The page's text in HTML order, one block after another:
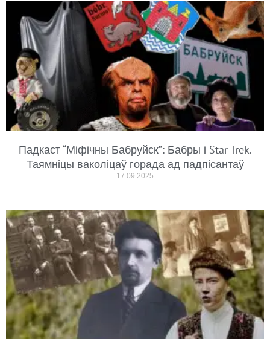
Падкаст “Міфічны Бабруйск”: Бабры і Star Trek.
Таямніцы ваколіцаў горада ад падпісантаў
17.09.2025